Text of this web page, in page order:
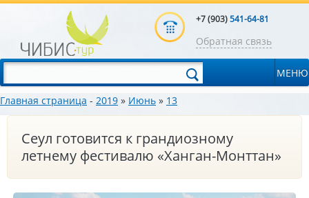
+7 (903)541-64-81
Обратная связь
МЕНЮ
Главная страница - 2019 » Июнь » 13
Сеул готовится к грандиозному
летнему фестивалю «Ханган-Монттан»